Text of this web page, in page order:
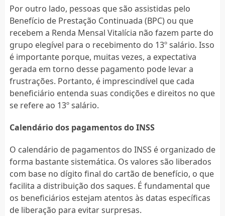
Por outro lado, pessoas que são assistidas pelo
Benefício de Prestação Continuada (BPC) ou que
recebem a Renda Mensal Vitalícia não fazem parte do
grupo elegível para o recebimento do 13º salário. Isso
é importante porque, muitas vezes, a expectativa
gerada em torno desse pagamento pode levar a
frustrações. Portanto, é imprescindível que cada
beneficiário entenda suas condições e direitos no que
se refere ao 13º salário.
Calendário dos pagamentos do INSS
O calendário de pagamentos do INSS é organizado de
forma bastante sistemática. Os valores são liberados
com base no dígito final do cartão de benefício, o que
facilita a distribuição dos saques. É fundamental que
os beneficiários estejam atentos às datas específicas
de liberação para evitar surpresas.